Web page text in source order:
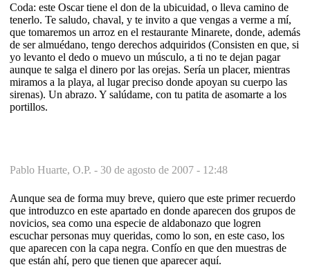
Coda: este Oscar tiene el don de la ubicuidad, o lleva camino de
tenerlo. Te saludo, chaval, y te invito a que vengas a verme a mí,
que tomaremos un arroz en el restaurante Minarete, donde, además
de ser almuédano, tengo derechos adquiridos (Consisten en que, si
yo levanto el dedo o muevo un músculo, a ti no te dejan pagar
aunque te salga el dinero por las orejas. Sería un placer, mientras
miramos a la playa, al lugar preciso donde apoyan su cuerpo las
sirenas). Un abrazo. Y salúdame, con tu patita de asomarte a los
portillos.
Pablo Huarte, O.P. - 30 de agosto de 2007 - 12:48
Aunque sea de forma muy breve, quiero que este primer recuerdo
que introduzco en este apartado en donde aparecen dos grupos de
novicios, sea como una especie de aldabonazo que logren
escuchar personas muy queridas, como lo son, en este caso, los
que aparecen con la capa negra. Confío en que den muestras de
que están ahí, pero que tienen que aparecer aquí.